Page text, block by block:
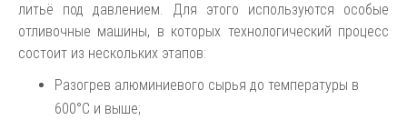
литьё под давлением. Для этого используются особые
отливочные машины, в которых технологический процесс
состоит из нескольких этапов:
Разогрев алюминиевого сырья до температуры в
600°С и выше;